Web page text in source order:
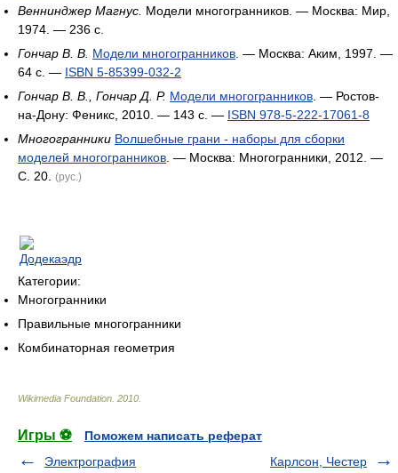
Веннинджер Магнус. Модели многогранников. — Москва: Мир,
1974. — 236 с.
Гончар В. В. Модели многогранников . — Москва: Аким, 1997. —
64 с. — ISBN 5-85399-032-2
Гончар В. В., Гончар Д. Р. Модели многогранников . — Ростов-
на-Дону: Феникс, 2010. — 143 с. — ISBN 978-5-222-17061-8
Многогранники Волшебные грани - наборы для сборки
моделей многогранников . — Москва: Многогранники, 2012. —
С. 20. (рус.)
Категории:
Многогранники
Правильные многогранники
Комбинаторная геометрия
Wikimedia Foundation 2010
Игры ⚽
Поможем написать реферат
Электрография
Карлсон, Честер